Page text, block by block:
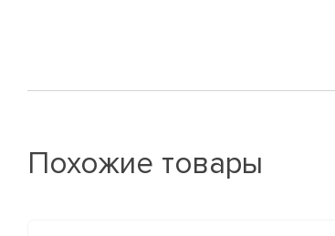
Похожие товары